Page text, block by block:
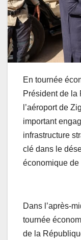
En tournée
Président de la
l’aéroport de
important
infrastructure
clé dans le
économique de
Dans l’après-
tournée
de la